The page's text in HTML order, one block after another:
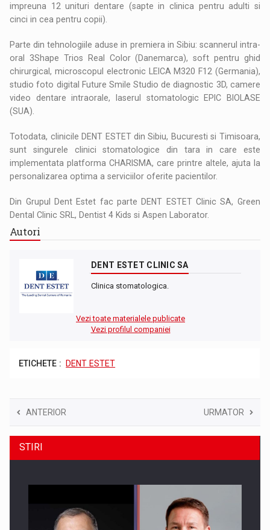
impreuna 12 unituri dentare (sapte in clinica pentru adulti si
cinci in cea pentru copii).
Parte din tehnologiile aduse in premiera in Sibiu: scannerul intra-
oral 3Shape Trios Real Color (Danemarca), soft pentru ghid
chirurgical, microscopul electronic LEICA M320 F12 (Germania),
studio foto digital Future Smile Studio de diagnostic 3D, camere
video dentare intraorale, laserul stomatologic EPIC BIOLASE
(SUA).
Totodata, clinicile DENT ESTET din Sibiu, Bucuresti si Timisoara,
sunt singurele clinici stomatologice din tara in care este
implementata platforma CHARISMA, care printre altele, ajuta la
personalizarea optima a serviciilor oferite pacientilor.
Din Grupul Dent Estet fac parte DENT ESTET Clinic SA, Green
Dental Clinic SRL, Dentist 4 Kids si Aspen Laborator.
Autori
DENT ESTET CLINIC SA
Clinica stomatologica.
Vezi toate materialele publicate
Vezi profilul companiei
ETICHETE : DENT ESTET
ANTERIOR URMATOR
STIRI